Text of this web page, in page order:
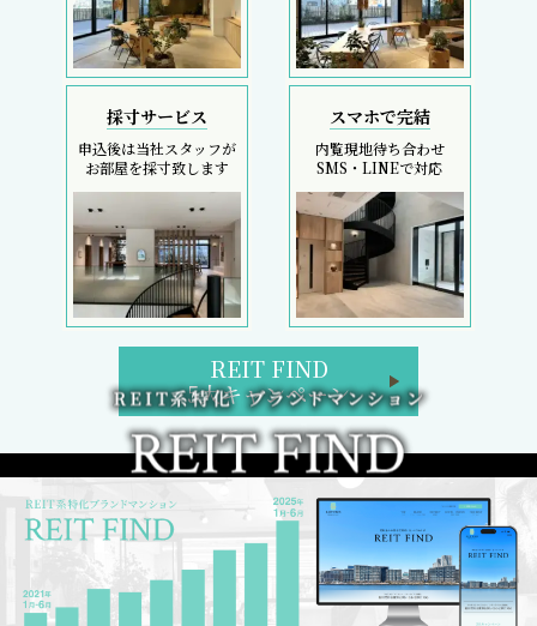
採寸サービス
申込後は当社スタッフが
お部屋を採寸致します
スマホで完結
内覧現地待ち合わせ
SMS・LINEで対応
REIT FIND
5大キャンペーン